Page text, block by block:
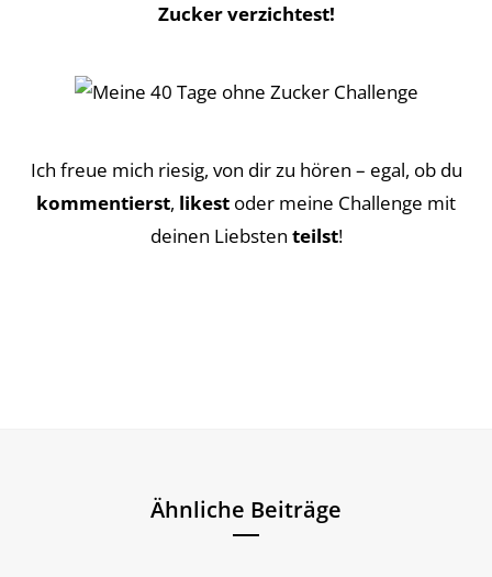
Zucker verzichtest!
Ich freue mich riesig, von dir zu hören – egal, ob du
kommentierst, likest oder meine Challenge mit
deinen Liebsten teilst!
Ähnliche Beiträge